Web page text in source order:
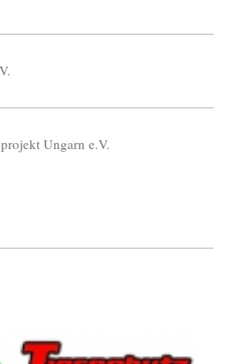
Ungarn e.V.